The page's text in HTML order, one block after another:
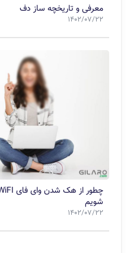
معرفی و تاریخچه ساز دف
1402/07/22
شویم
1402/07/22